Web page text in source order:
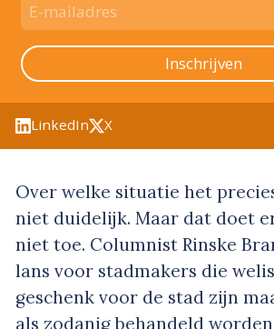
Inschrijven
LinkedIn X
Over welke situatie het
niet duidelijk. Maar dat doet
niet toe. Columnist Rinske
lans voor stadmakers die
geschenk voor de stad zijn
als zodanig behandeld